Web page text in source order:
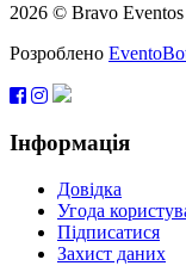
2026 © Bravo
Розроблено
Інформація
Довідка
Угода
Підписатися
Захист даних